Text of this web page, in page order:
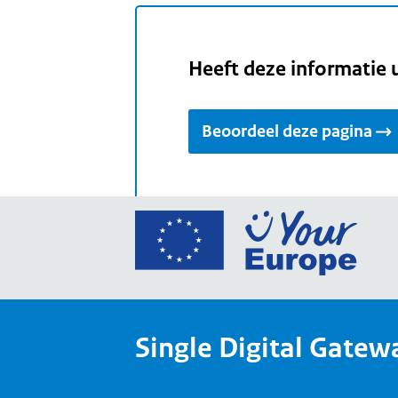
Heeft deze informatie
Beoordeel deze pagina
Ga
Your
Single Digital